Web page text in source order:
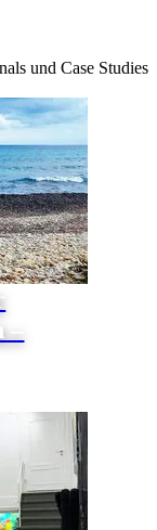
und Case Studies